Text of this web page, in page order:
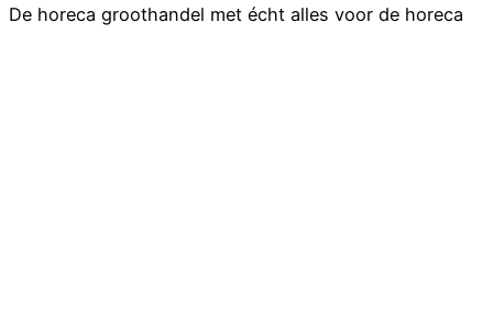
De horeca groothandel met écht alles voor de horeca